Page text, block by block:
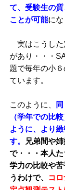
て、受験生の
ことが可能にな
実はこうした
があり・・・
題で毎年の小
ています。
このように、
（学年での比
ように、より
す。
兄弟間や
で・・・本人
学力の比較や苦
うわけで、
コ